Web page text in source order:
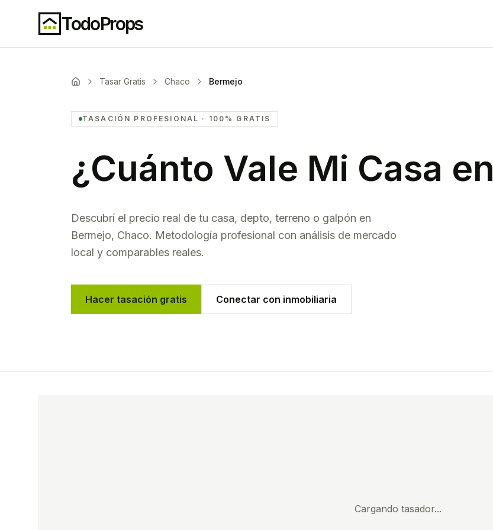
TodoProps
Tasar Gratis Chaco Bermejo
TASACIÓN PROFESIONAL · 100% GRATIS
¿Cuánto Vale Mi Casa en
Descubrí el precio real de tu casa, depto, terreno o galpón en
Bermejo, Chaco. Metodología profesional con análisis de mercado
local y comparables reales.
Hacer tasación gratis Conectar con inmobiliaria
Cargando tasador...